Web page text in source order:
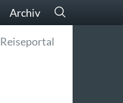
Archiv
Reiseportal